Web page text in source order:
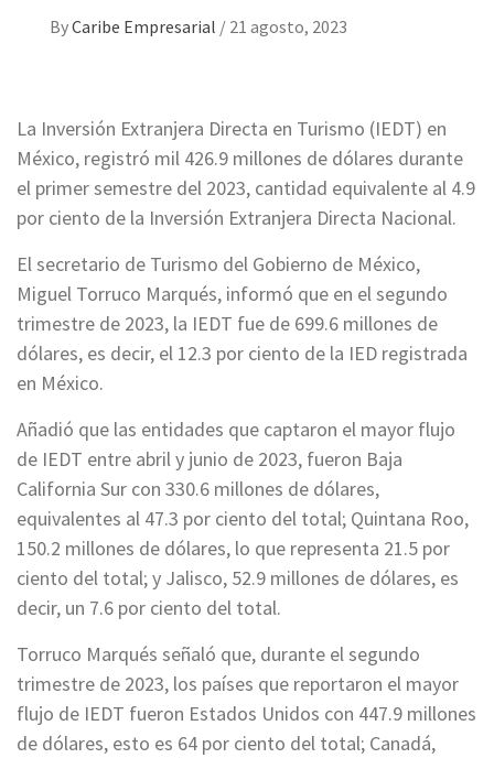
ByCaribe Empresarial / 21 agosto, 2023
La Inversión Extranjera Directa en Turismo (IEDT) en
México, registró mil 426.9 millones de dólares durante
el primer semestre del 2023, cantidad equivalente al 4.9
por ciento de la Inversión Extranjera Directa Nacional.
El secretario de Turismo del Gobierno de México,
Miguel Torruco Marqués, informó que en el segundo
trimestre de 2023, la IEDT fue de 699.6 millones de
dólares, es decir, el 12.3 por ciento de la IED registrada
en México.
Añadió que las entidades que captaron el mayor flujo
de IEDT entre abril y junio de 2023, fueron Baja
California Sur con 330.6 millones de dólares,
equivalentes al 47.3 por ciento del total; Quintana Roo,
150.2 millones de dólares, lo que representa 21.5 por
ciento del total; y Jalisco, 52.9 millones de dólares, es
decir, un 7.6 por ciento del total.
Torruco Marqués señaló que, durante el segundo
trimestre de 2023, los países que reportaron el mayor
flujo de IEDT fueron Estados Unidos con 447.9 millones
de dólares, esto es 64 por ciento del total; Canadá,